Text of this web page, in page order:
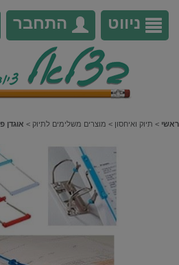
ניווט התחבר
ראשי > תיוק ואיחסון > מוצרים משלימים לתיוק > אוגדן